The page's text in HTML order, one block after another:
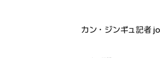
カン・ジンギュ記者